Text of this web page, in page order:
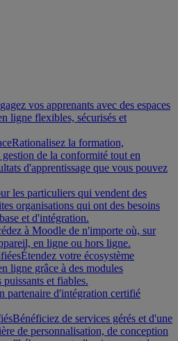
vos apprenants avec des espaces
ligne flexibles, sécurisés et
Rationalisez la formation,
de la conformité tout en
d'apprentissage que vous pouvez
les particuliers qui vendent des
organisations qui ont des besoins
et d'intégration.
à Moodle de n'importe où, sur
en ligne ou hors ligne.
Étendez votre écosystème
ligne grâce à des modules
et fiables.
partenaire d'intégration certifié
Bénéficiez de services gérés et d'une
de personnalisation, de conception